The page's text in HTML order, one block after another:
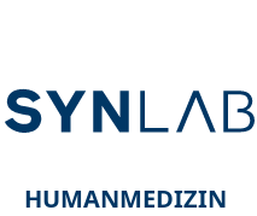
HUMANMEDIZIN